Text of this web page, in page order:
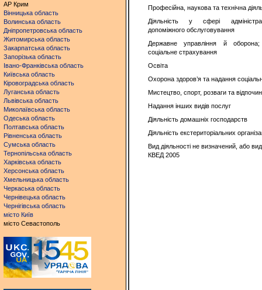
АР Крим
Вінницька область
Волинська область
Дніпропетровська область
Житомирська область
Закарпатська область
Запорізька область
Івано-Франківська область
Київська область
Кіровоградська область
Луганська область
Львівська область
Миколаївська область
Одеська область
Полтавська область
Рівненська область
Сумська область
Тернопільська область
Харківська область
Херсонська область
Хмельницька область
Черкаська область
Чернівецька область
Чернігівська область
місто Київ
місто Севастополь
Професійна, наукова та технічна
Діяльність у сфері
допоміжного обслуговування
Державне управління й оборона;
соціальне страхування
Освіта
Охорона здоров’я та надання
Мистецтво, спорт, розваги та
Надання інших видів послуг
Діяльність домашніх господарств
Діяльність екстериторіальних
Вид діяльності не визначений, або вид
КВЕД 2005